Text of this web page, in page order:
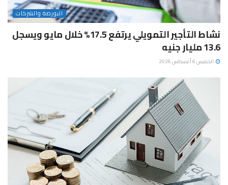
البورصة والشركات
نشاط التأجير التمويلي يرتفع 17.5% خلال مايو ويسجل
13.6 مليار جنيه
الخميس 6 أغسطس 2026